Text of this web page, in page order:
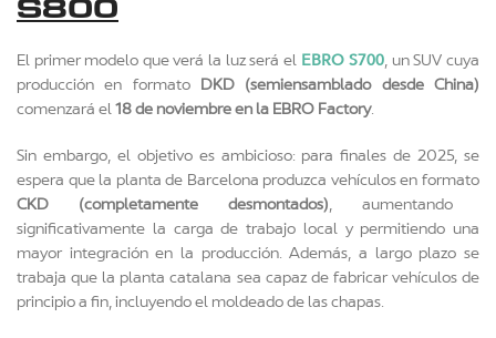
S800
El primer modelo que verá la luz será el EBRO S700, un SUV cuya
producción en formatoDKD (semiensamblado desde China)
comenzará el18 de noviembre en la EBRO Factory.
Sin embargo, el objetivo es ambicioso: para finales de 2025, se
espera que la planta de Barcelona produzca vehículos en formato
CKD (completamente desmontados), aumentando
significativamente la carga de trabajo local y permitiendo una
mayor integración en la producción. Además, a largo plazo se
trabaja que la planta catalana sea capaz de fabricar vehículos de
principio a fin, incluyendo el moldeado de las chapas.